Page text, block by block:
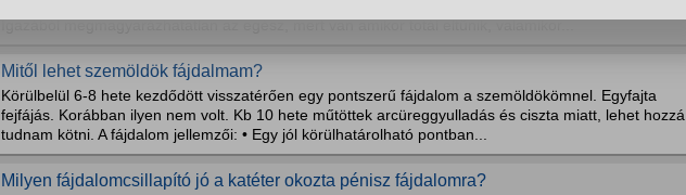
Igazából megmagyarázhatatlan az egész, mert van amikor totál eltűnik, valamikor...
Mitől lehet szemöldök fájdalmam?
Körülbelül 6-8 hete kezdődött visszatérően egy pontszerű fájdalom a szemöldökömnel. Egyfajta
fejfájás. Korábban ilyen nem volt. Kb 10 hete műtöttek arcüreggyulladás és ciszta miatt, lehet hozzá
tudnam kötni. A fájdalom jellemzői: • Egy jól körülhatárolható pontban...
Milyen fájdalomcsillapító jó a katéter okozta pénisz fájdalomra?